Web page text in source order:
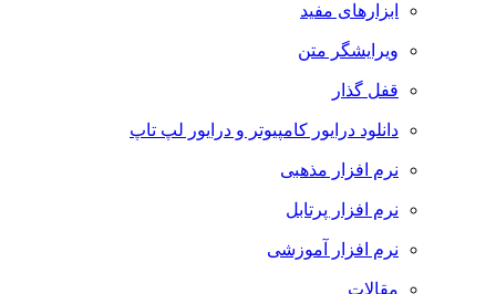
ابزارهای مفید
ویرایشگر متن
قفل گذار
دانلود درایور کامپیوتر و درایور لپ تاپ
نرم افزار مذهبی
نرم افزار پرتابل
نرم افزار آموزشی
مقالات